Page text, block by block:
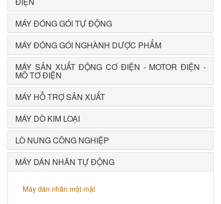
MÁY ĐÓNG GÓI TỰ ĐỘNG
MÁY ĐÓNG GÓI NGHÀNH DƯỢC PHẨM
MÁY SẢN XUẤT ĐỘNG CƠ ĐIỆN - MOTOR ĐIỆN -
MÔ TƠ ĐIỆN
MÁY HỖ TRỢ SẢN XUẤT
MÁY DÒ KIM LOẠI
LÒ NUNG CÔNG NGHIỆP
MÁY DÁN NHÃN TỰ ĐỘNG
Máy dán nhãn một mặt